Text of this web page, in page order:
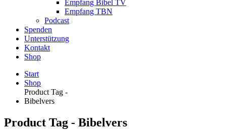
Empfang Bibel TV
Empfang TBN
Podcast
Spenden
Unterstützung
Kontakt
Shop
Start
Shop
Product Tag -
Bibelvers
Product Tag - Bibelvers